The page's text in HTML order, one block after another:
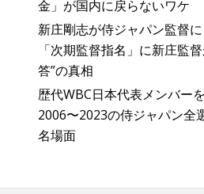
金」が国内に戻らないワケ
新庄剛志が侍ジャパン監督
「次期監督指名」に新庄監
答”の真相
歴代WBC日本代表メンバー
2006〜2023の侍ジャパン全
名場面